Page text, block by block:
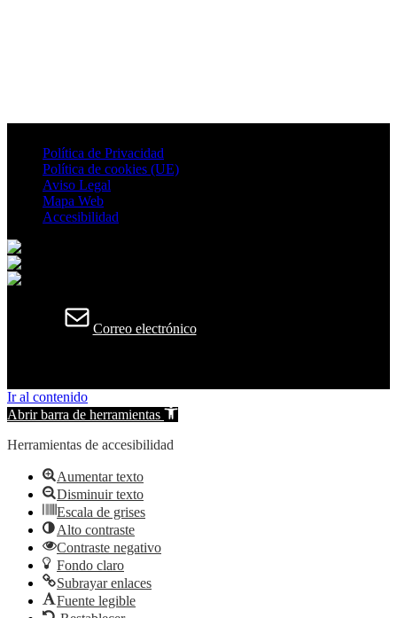
Política de Privacidad
Política de cookies (UE)
Aviso Legal
Mapa Web
Accesibilidad
Correo electrónico
Ir al contenido
Abrir barra de herramientas
Herramientas de accesibilidad
Aumentar texto
Disminuir texto
Escala de grises
Alto contraste
Contraste negativo
Fondo claro
Subrayar enlaces
Fuente legible